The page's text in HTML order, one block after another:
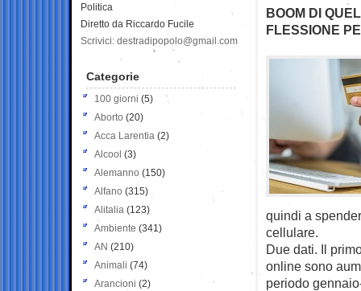
BOOM DI
FLESSIONE
quindi a
cellulare.
Due dati. Il
online sono
periodo
Politica
Diretto da Riccardo Fucile
Scrivici: destradipopolo@gmail.com
Categorie
100 giorni (5)
Aborto (20)
Acca Larentia (2)
Alcool (3)
Alemanno (150)
Alfano (315)
Alitalia (123)
Ambiente (341)
AN (210)
Animali (74)
Arancioni (2)